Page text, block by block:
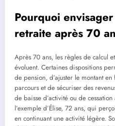
Pourquoi envisager
retraite après 70
Après 70 ans, les règles de calcul
évoluent. Certaines dispositions
de pension, d’ajuster le montant
parcours et de sécuriser des
de baisse d’activité ou de
l’exemple d’Élise, 72 ans, qui
en continuant une activité légère.